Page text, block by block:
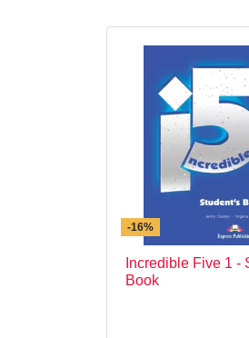
Graded Readers
It´s Grammar Time
Skills Builder for
Welcome
-16%
Incredible Five 1 -
Book